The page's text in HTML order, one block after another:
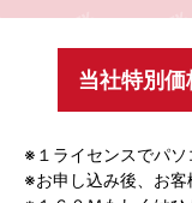
近年被害が増大
検
第三者機関から
当社特別価
※１ライセンスでパソ
※お申し込み後、お客